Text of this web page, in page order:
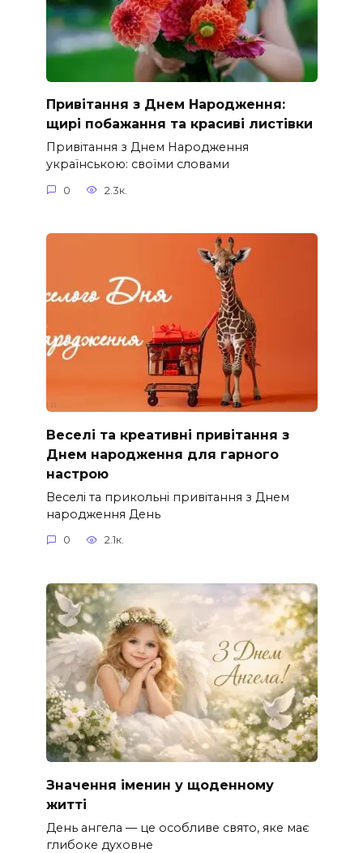
Привітання з Днем Народження:
щирі побажання та красиві листівки
Привітання з Днем Народження
українською: своїми словами
0 2.3к.
Веселі та креативні привітання з
Днем народження для гарного
настрою
Веселі та прикольні привітання з Днем
народження День
0 2.1к.
Значення іменин у щоденному
житті
День ангела — це особливе свято, яке має
глибоке духовне